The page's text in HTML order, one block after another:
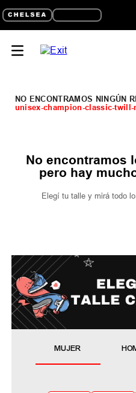
unisex-champion-classic-twill-
No encontramos
pero hay
Elegí tu talle y mirá todo
MUJER